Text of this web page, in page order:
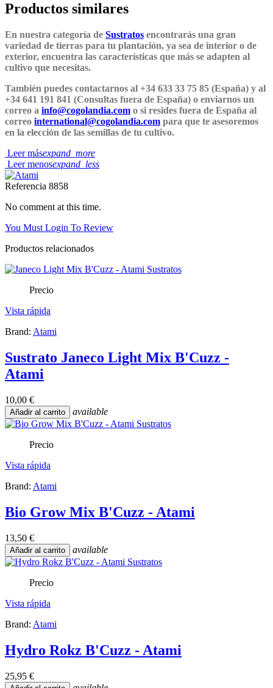
Productos similares
En nuestra categoría de Sustratos encontrarás una gran
variedad de tierras para tu plantación, ya sea de interior o de
exterior, encuentra las características que más se adapten al
cultivo que necesitas.
También puedes contactarnos al +34 633 33 75 85 (España) y al
+34 641 191 841 (Consultas fuera de España) o enviarnos un
correo a info@cogolandia.com o si resides fuera de España al
correo international@cogolandia.com para que te asesoremos
en la elección de las semillas de tu cultivo.
Leer másexpand_more
Leer menosexpand_less
Referencia 8858
No comment at this time.
You Must Login To Review
Productos relacionados
Precio
Vista rápida
Brand: Atami
Sustrato Janeco Light Mix B'Cuzz -
Atami
10,00 €
Añadir al carrito available
Precio
Vista rápida
Brand: Atami
Bio Grow Mix B'Cuzz - Atami
13,50 €
Añadir al carrito available
Precio
Vista rápida
Brand: Atami
Hydro Rokz B'Cuzz - Atami
25,95 €